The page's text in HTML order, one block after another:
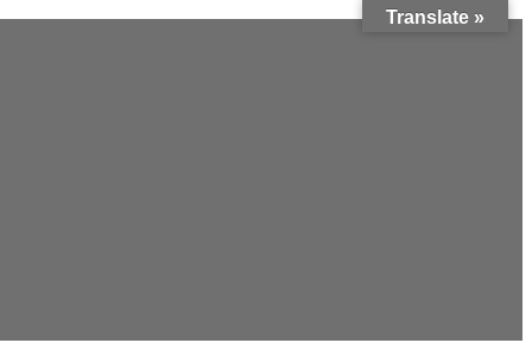
Translate »